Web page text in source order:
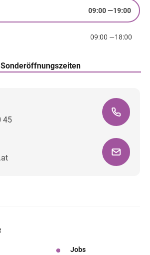
09:00—19:00
09:00 —18:00
Sonderöffnungszeiten
45
Jobs